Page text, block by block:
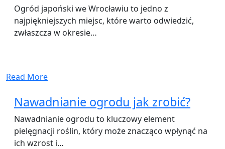
Ogród japoński we Wrocławiu to jedno z
najpiękniejszych miejsc, które warto odwiedzić,
zwłaszcza w okresie…
Read More
Nawadnianie ogrodu jak zrobić?
Nawadnianie ogrodu to kluczowy element
pielęgnacji roślin, który może znacząco wpłynąć na
ich wzrost i…